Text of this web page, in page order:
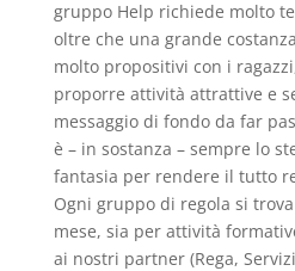
gruppo Help richiede molto
oltre che una grande
molto propositivi con i
proporre attività attrattive e
messaggio di fondo da far
è – in sostanza – sempre lo
fantasia per rendere il tutto
Ogni gruppo di regola si
mese, sia per attività
ai nostri partner (Rega,